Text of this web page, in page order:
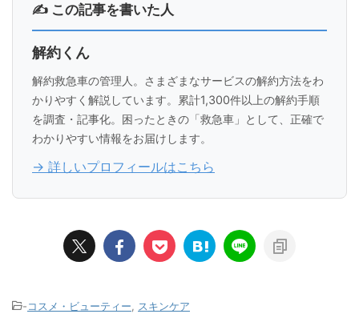
✍ この記事を書いた人
解約くん
解約救急車の管理人。さまざまなサービスの解約方法をわ
かりやすく解説しています。累計1,300件以上の解約手順
を調査・記事化。困ったときの「救急車」として、正確で
わかりやすい情報をお届けします。
→ 詳しいプロフィールはこちら
-コスメ・ビューティー スキンケア